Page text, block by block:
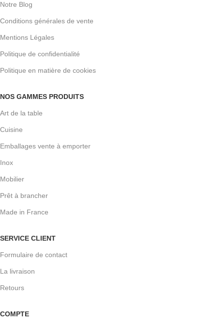
Notre Blog
Conditions générales de vente
Mentions Légales
Politique de confidentialité
Politique en matière de cookies
NOS GAMMES PRODUITS
Art de la table
Cuisine
Emballages vente à emporter
Inox
Mobilier
Prêt à brancher
Made in France
SERVICE CLIENT
Formulaire de contact
La livraison
Retours
COMPTE